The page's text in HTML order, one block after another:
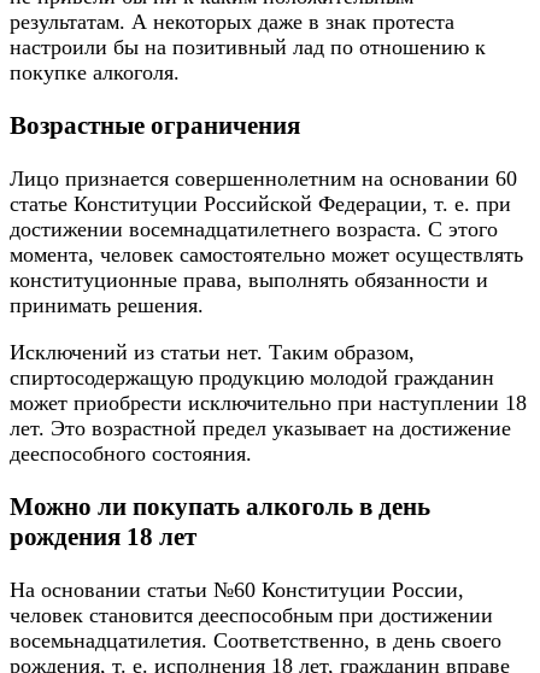
результатам. А некоторых даже в знак протеста
настроили бы на позитивный лад по отношению к
покупке алкоголя.
Возрастные ограничения
Лицо признается совершеннолетним на основании 60
статье Конституции Российской Федерации, т. е. при
достижении восемнадцатилетнего возраста. С этого
момента, человек самостоятельно может осуществлять
конституционные права, выполнять обязанности и
принимать решения.
Исключений из статьи нет. Таким образом,
спиртосодержащую продукцию молодой гражданин
может приобрести исключительно при наступлении 18
лет. Это возрастной предел указывает на достижение
дееспособного состояния.
Можно ли покупать алкоголь в день
рождения 18 лет
На основании статьи №60 Конституции России,
человек становится дееспособным при достижении
восемьнадцатилетия. Соответственно, в день своего
рождения, т. е. исполнения 18 лет, гражданин вправе